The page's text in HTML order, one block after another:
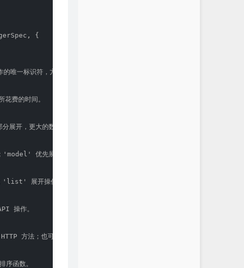
{
一标识符，方便分享和书签。
费的时间。
开，更大的数字表示更多的层次被展开。
优先展示模型结构。
展开操作列表但不显示参数；'full' 完全展开所有操作和参数。
操作。
方法；也可以提供一个自定义排序函数。
函数。